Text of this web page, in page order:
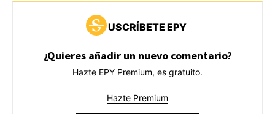
USCRÍBETE EPY
¿Quieres añadir un nuevo comentario?
Hazte EPY Premium, es gratuito.
Hazte Premium